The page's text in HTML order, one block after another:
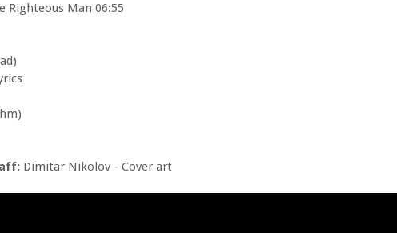
Righteous Man 06:55
Dimitar Nikolov - Cover art